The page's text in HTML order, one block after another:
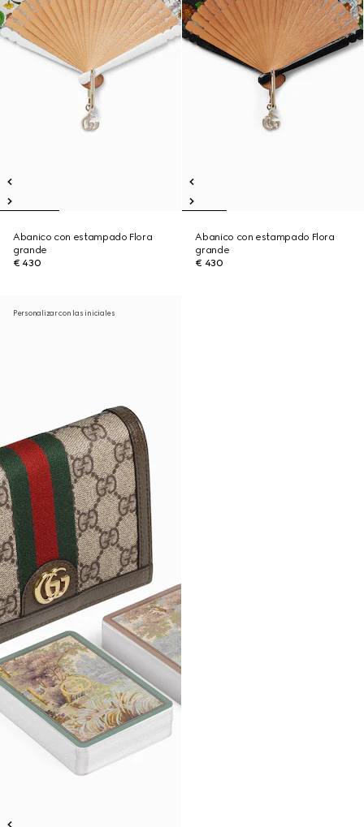
Abanico con estampado Flora
grande
€ 430
Abanico con estampado Flora
grande
€ 430
Personalizar con las iniciales